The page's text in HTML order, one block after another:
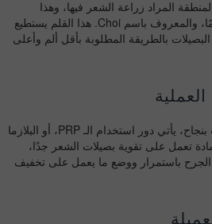
المراد زراعة الشعر فيها، وهذا
باستخدام قلم الزرع الآمن تمامًا، والمعروف باسم Choi. هذا القلم يستطيع
بالطريقة المطلوبة بأقل ألم وأعلى
بعد الانتهاء من زراعة البصيلات بنجاح، يأتي دور استخدام الـ PRP، أو البلازما
تعمل على تقوية بصيلات الشعر جدًا،
الجرح باستمرار ووضع ما يعمل على تخفيف